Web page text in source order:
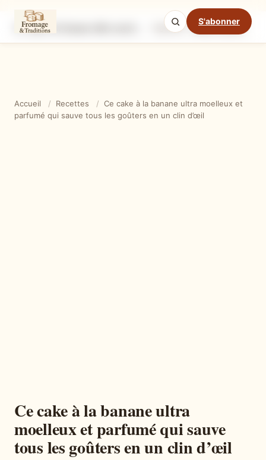
S'abonner
Ingrédients Étapes
Mode cuisine
Accueil / Recettes / Ce cake à la banane ultra moelleux et
parfumé qui sauve tous les goûters en un clin d’œil
Ce cake à la banane ultra
moelleux et parfumé qui sauve
tous les goûters en un clin d’œil